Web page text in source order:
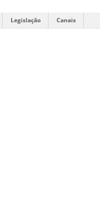
Legislação Canais